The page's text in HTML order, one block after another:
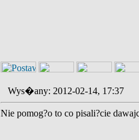
Wys�any: 2012-02-14, 17:37
Nie pomog?o to co pisali?cie